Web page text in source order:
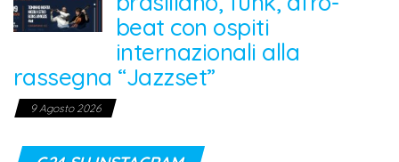
beat con ospiti
internazionali alla
rassegna “Jazzset”
9 Agosto 2026